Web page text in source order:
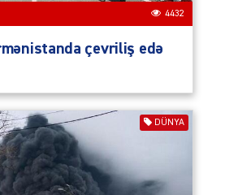
4432
çevriliş edə
DÜNYA